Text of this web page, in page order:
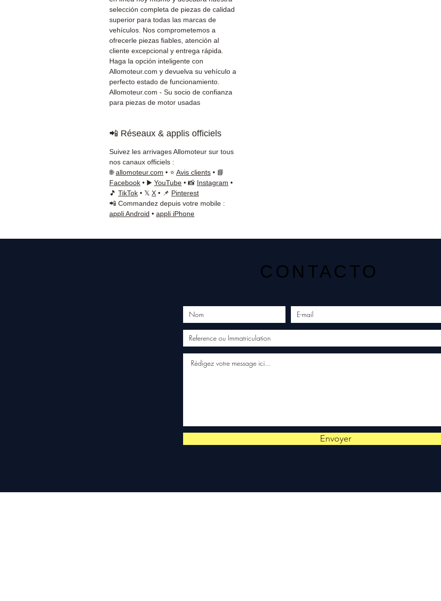
selección completa de piezas de calidad
superior para todas las marcas de
vehículos. Nos comprometemos a
ofrecerle piezas fiables, atención al
cliente excepcional y entrega rápida.
Haga la opción inteligente con
Allomoteur.com y devuelva su vehículo a
perfecto estado de funcionamiento.
Allomoteur.com - Su socio de confianza
para piezas de motor usadas
📲 Réseaux & applis officiels
Suivez les arrivages Allomoteur sur tous
nos canaux officiels :
🌐allomoteur.com • ⭐ Avis clients • 📘
Facebook • ▶️ YouTube • 📸 Instagram •
🎵 TikTok • 𝕏 X • 📌 Pinterest
📲 Commandez depuis votre mobile :
appli Android • appli iPhone
CONTACTO
Envoyer